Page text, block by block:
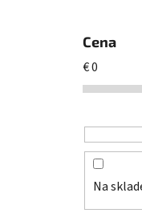
Cena
€0
Na